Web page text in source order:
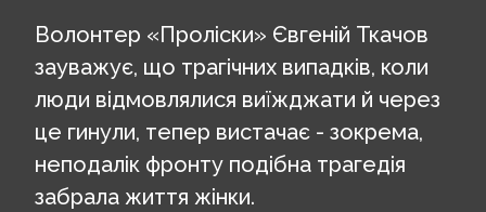
Волонтер «Проліски» Євгеній Ткачов
зауважує, що трагічних випадків, коли
люди відмовлялися виїжджати й через
це гинули, тепер вистачає - зокрема,
неподалік фронту подібна трагедія
забрала життя жінки.